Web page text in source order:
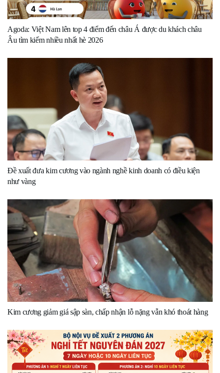
Agoda: Việt Nam lên top 4 điểm đến châu Á được du khách châu
Âu tìm kiếm nhiều nhất hè 2026
Đề xuất đưa kim cương vào ngành nghề kinh doanh có điều kiện
như vàng
Kim cương giảm giá sập sàn, chấp nhận lỗ nặng vẫn khó thoát hàng